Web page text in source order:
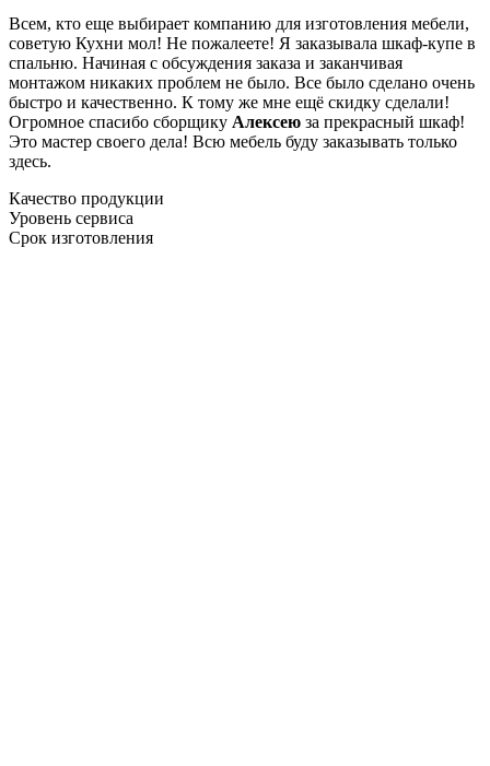
Всем, кто еще выбирает компанию для изготовления мебели,
советую Кухни мол! Не пожалеете! Я заказывала шкаф-купе в
спальню. Начиная с обсуждения заказа и заканчивая
монтажом никаких проблем не было. Все было сделано очень
быстро и качественно. К тому же мне ещё скидку сделали!
Огромное спасибо сборщику Алексею за прекрасный шкаф!
Это мастер своего дела! Всю мебель буду заказывать только
здесь.
Качество продукции
Уровень сервиса
Срок изготовления